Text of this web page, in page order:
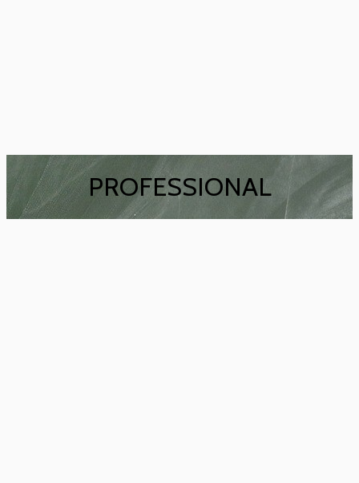
PROFESSIONAL